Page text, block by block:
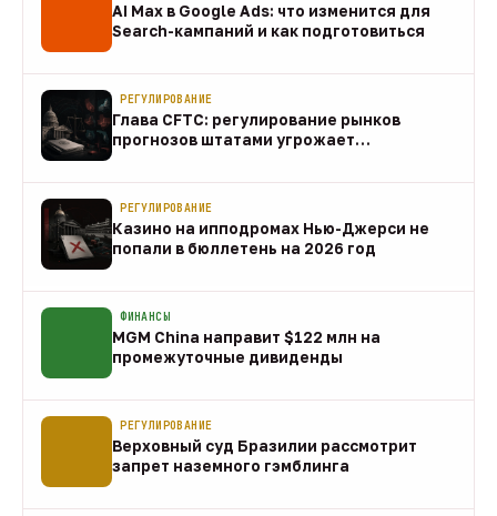
AI Max в Google Ads: что изменится для
Search-кампаний и как подготовиться
РЕГУЛИРОВАНИЕ
Глава CFTC: регулирование рынков
прогнозов штатами угрожает
РЕГУЛИРОВАНИЕ
Казино на ипподромах Нью-Джерси не
попали в бюллетень на 2026 год
ФИНАНСЫ
MGM China направит $122 млн на
промежуточные дивиденды
РЕГУЛИРОВАНИЕ
Верховный суд Бразилии рассмотрит
запрет наземного гэмблинга